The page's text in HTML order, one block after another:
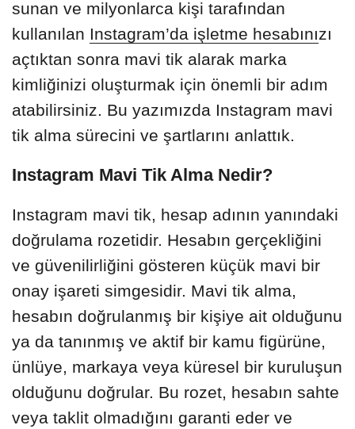
sunan ve milyonlarca kişi tarafından
kullanılan Instagram’da işletme hesabınızı
açtıktan sonra mavi tik alarak marka
kimliğinizi oluşturmak için önemli bir adım
atabilirsiniz. Bu yazımızda Instagram mavi
tik alma sürecini ve şartlarını anlattık.
Instagram Mavi Tik Alma Nedir?
Instagram mavi tik, hesap adının yanındaki
doğrulama rozetidir. Hesabın gerçekliğini
ve güvenilirliğini gösteren küçük mavi bir
onay işareti simgesidir. Mavi tik alma,
hesabın doğrulanmış bir kişiye ait olduğunu
ya da tanınmış ve aktif bir kamu figürüne,
ünlüye, markaya veya küresel bir kuruluşun
olduğunu doğrular. Bu rozet, hesabın sahte
veya taklit olmadığını garanti eder ve